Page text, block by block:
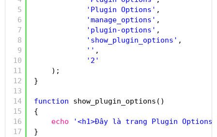
5
6
7
8
9
10
11
12
13
14
15
16
17
'Plugin Options' ,
'manage_options' ,
'plugin-options' ,
'show_plugin_options' ,
'' ,
'2'
);
}
function
show_plugin_options()
{
echo
'<h1>Đây là trang Plugin
}